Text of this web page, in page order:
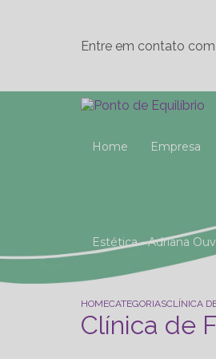
Entre em contato
Home Empresa
Estética - Adriana
HOMECATEGORIASCLÍNICA
Clínica de